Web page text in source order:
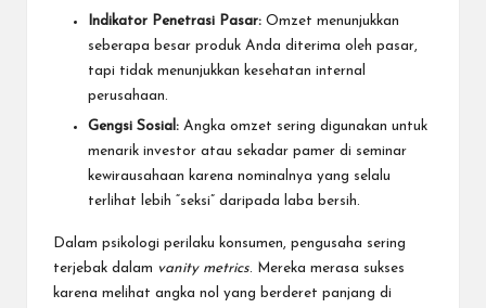
Indikator Penetrasi Pasar: Omzet menunjukkan
seberapa besar produk Anda diterima oleh pasar,
tapi tidak menunjukkan kesehatan internal
perusahaan.
Gengsi Sosial: Angka omzet sering digunakan untuk
menarik investor atau sekadar pamer di seminar
kewirausahaan karena nominalnya yang selalu
terlihat lebih “seksi” daripada laba bersih.
Dalam psikologi perilaku konsumen, pengusaha sering
terjebak dalam vanity metrics. Mereka merasa sukses
karena melihat angka nol yang berderet panjang di